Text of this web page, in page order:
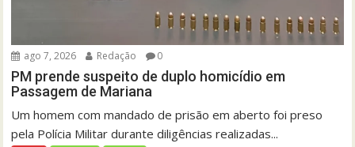
ago 7, 2026 Redação 0
PM prende suspeito de duplo homicídio em
Passagem de Mariana
Um homem com mandado de prisão em aberto foi preso
pela Polícia Militar durante diligências realizadas...